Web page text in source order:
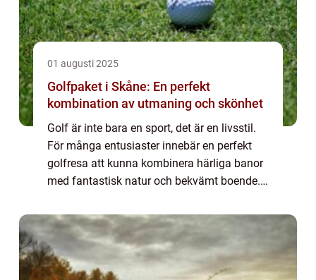
01 augusti 2025
Golfpaket i Skåne: En perfekt
kombination av utmaning och skönhet
Golf är inte bara en sport, det är en livsstil.
För många entusiaster innebär en perfekt
golfresa att kunna kombinera härliga banor
med fantastisk natur och bekvämt boende. I